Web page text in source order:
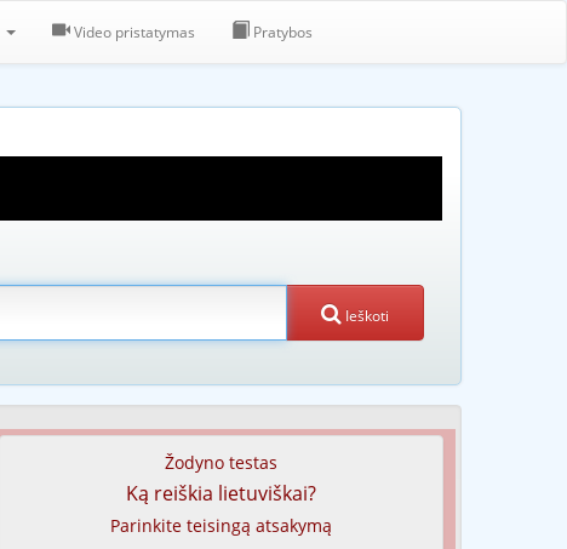
Video pristatymas Pratybos
Ieškoti
Žodyno testas
Ką reiškia lietuviškai?
Parinkite teisingą atsakymą